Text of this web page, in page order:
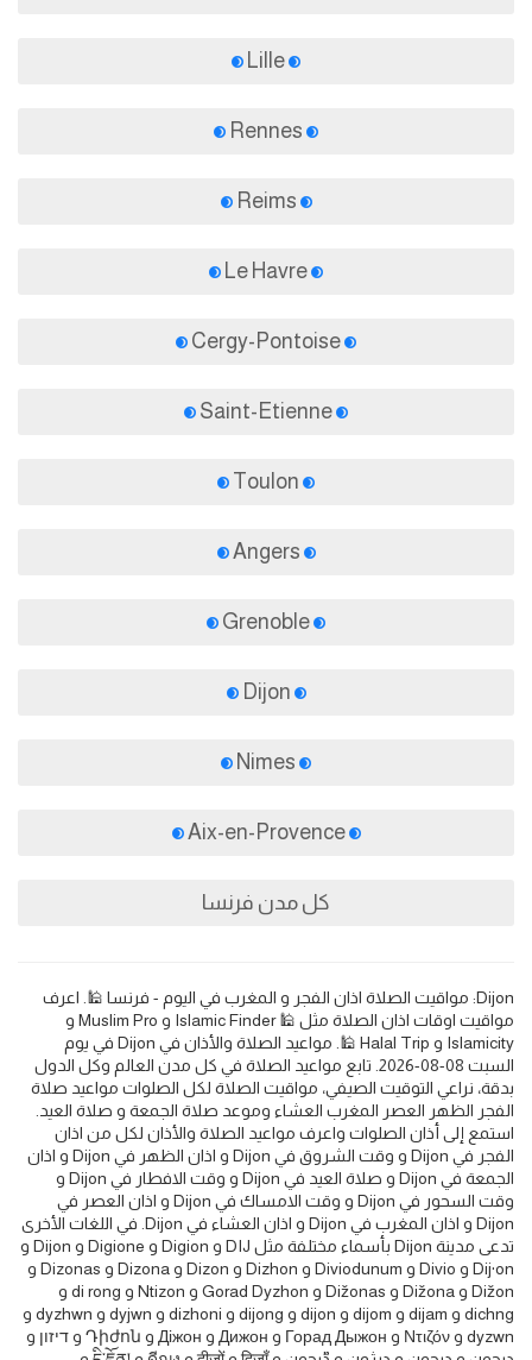
Aix-en-Provence
كل مدن فرنسا
Dijon: مواقيت الصلاة اذان الفجر و المغرب في اليوم - فرنسا 🕌. اعرف
مواقيت اوقات اذان الصلاة مثل 🕌 Islamic Finder و Muslim Pro و
Islamicity و Halal Trip 🕌. مواعيد الصلاة والأذان في Dijon في يوم
السبت 08-08-2026. تابع مواعيد الصلاة في كل مدن العالم وكل الدول
بدقة، نراعي التوقيت الصيفي، مواقيت الصلاة لكل الصلوات مواعيد صلاة
الفجر الظهر العصر المغرب العشاء وموعد صلاة الجمعة و صلاة العيد.
استمع إلى أذان الصلوات واعرف مواعيد الصلاة والأذان لكل من اذان
الفجر في Dijon و وقت الشروق في Dijon و اذان الظهر في Dijon و اذان
الجمعة في Dijon و صلاة العيد في Dijon و وقت الافطار في Dijon و
وقت السحور في Dijon و وقت الامساك في Dijon و اذان العصر في
Dijon و اذان المغرب في Dijon و اذان العشاء في Dijon. في اللغات الأخرى
تدعى مدينة Dijon بأسماء مختلفة مثل DIJ و Digion و Digione و Dijon و
Dij·on و Divio و Diviodunum و Dizhon و Dizon و Dizona و Dizonas و
Dižon و Dižona و Dižonas و Gorad Dyzhon و Ntizon و di rong و
dichng و dijam و dijom و dijon و dijong و dizhoni و dyjwn و dyzhwn و
dyzwn و Ντιζόν و Горад Дыжон و Дижон و Діжон و Դիժոն و דיזון و